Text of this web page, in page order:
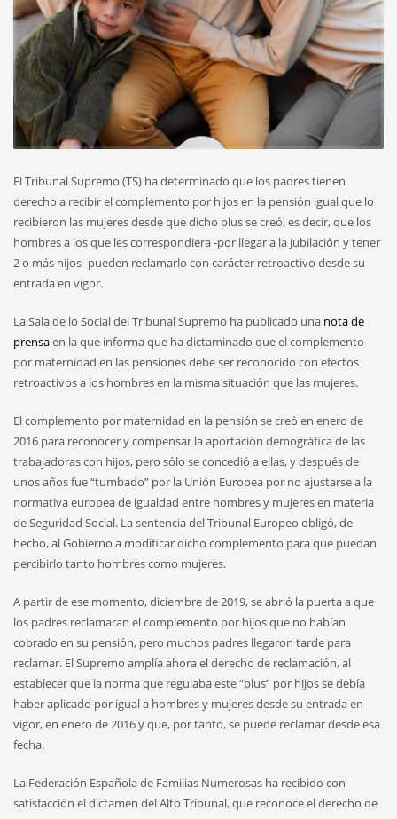
El Tribunal Supremo (TS) ha determinado que los padres tienen
derecho a recibir el complemento por hijos en la pensión igual que lo
recibieron las mujeres desde que dicho plus se creó, es decir, que los
hombres a los que les correspondiera -por llegar a la jubilación y tener
2 o más hijos- pueden reclamarlo con carácter retroactivo desde su
entrada en vigor.
La Sala de lo Social del Tribunal Supremo ha publicado una nota de
prensaen la que informa que ha dictaminado que el complemento
por maternidad en las pensiones debe ser reconocido con efectos
retroactivos a los hombres en la misma situación que las mujeres.
El complemento por maternidad en la pensión se creó en enero de
2016 para reconocer y compensar la aportación demográfica de las
trabajadoras con hijos, pero sólo se concedió a ellas, y después de
unos años fue “tumbado” por la Unión Europea por no ajustarse a la
normativa europea de igualdad entre hombres y mujeres en materia
de Seguridad Social. La sentencia del Tribunal Europeo obligó, de
hecho, al Gobierno a modificar dicho complemento para que puedan
percibirlo tanto hombres como mujeres.
A partir de ese momento, diciembre de 2019, se abrió la puerta a que
los padres reclamaran el complemento por hijos que no habían
cobrado en su pensión, pero muchos padres llegaron tarde para
reclamar. El Supremo amplía ahora el derecho de reclamación, al
establecer que la norma que regulaba este “plus” por hijos se debía
haber aplicado por igual a hombres y mujeres desde su entrada en
vigor, en enero de 2016 y que, por tanto, se puede reclamar desde esa
fecha.
La Federación Española de Familias Numerosas ha recibido con
satisfacción el dictamen del Alto Tribunal, que reconoce el derecho de